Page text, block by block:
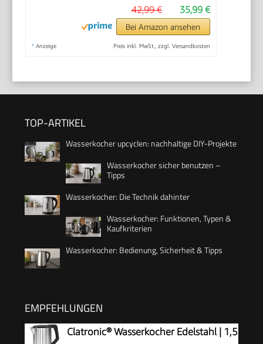
35,99 €
42,99 €
Bei Amazon ansehen
* Anzeige Preis inkl. MwSt., zzgl. Versandkosten
TOP-ARTIKEL
Wasserkocher upcyclen: nachhaltige DIY-Projekte
Wasserkocher sicher benutzen –
Tipps
Wasserkocher: Die Technik dahinter
Wasserkocher: Funktionen, Typen &
Kaufkriterien
Wasserkocher: Bedienung, Sicherheit & Tipps
EMPFEHLUNGEN
Clatronic® Wasserkocher Edelstahl | 1,5